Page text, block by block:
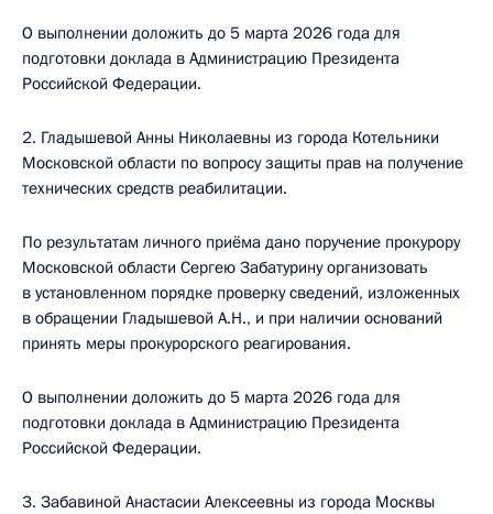
О выполнении доложить до 5 марта 2026 года для
подготовки доклада в Администрацию Президента
Российской Федерации.
2. Гладышевой Анны Николаевны из города Котельники
Московской области по вопросу защиты прав на получение
технических средств реабилитации.
По результатам личного приёма дано поручение прокурору
Московской области Сергею Забатурину организовать
в установленном порядке проверку сведений, изложенных
в обращении Гладышевой А.Н., и при наличии оснований
принять меры прокурорского реагирования.
О выполнении доложить до 5 марта 2026 года для
подготовки доклада в Администрацию Президента
Российской Федерации.
3. Забавиной Анастасии Алексеевны из города Москвы